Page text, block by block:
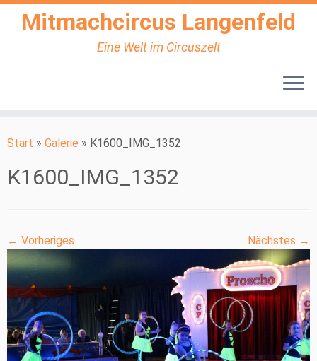
Inhalt
Mitmachcircus Langenfeld
Eine Welt im Circuszelt
Start » Galerie » K1600_IMG_1352
K1600_IMG_1352
← Vorheriges Nächstes →